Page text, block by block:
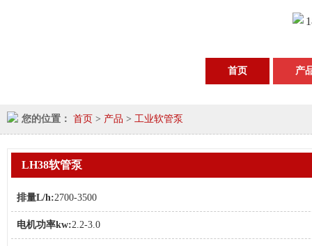
首页 产
您的位置： 首页 > 产品 > 工业软管泵
LH38软管泵
排量L/h:2700-3500
电机功率kw:2.2-3.0